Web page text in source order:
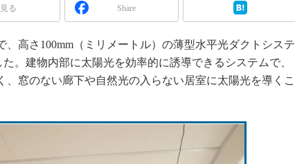
見る Share
高さ100mm（ミリメートル）の薄型水平光ダクトシステ
た。建物内部に太陽光を効率的に誘導できるシステムで、
、窓のない廊下や自然光の入らない居室に太陽光を導くこ